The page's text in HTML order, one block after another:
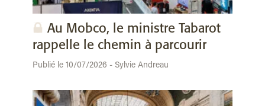
Au Mobco, le ministre Tabarot
rappelle le chemin à parcourir
Publié le 10/07/2026 - Sylvie Andreau